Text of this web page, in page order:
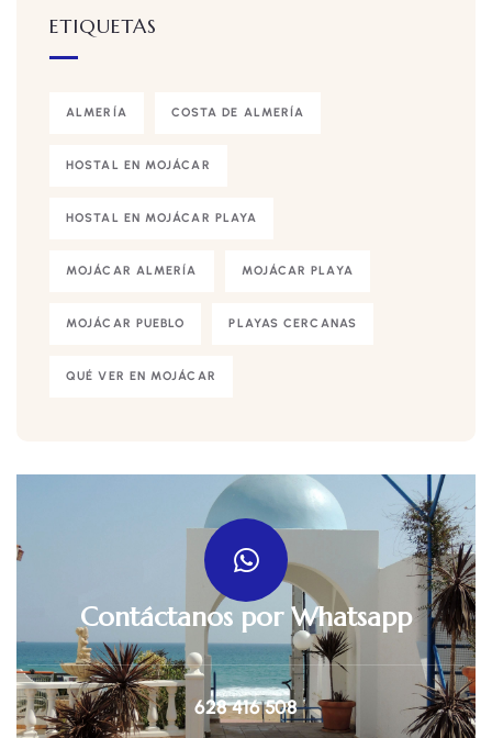
ETIQUETAS
ALMERÍA COSTA DE ALMERÍA
HOSTAL EN MOJÁCAR
HOSTAL EN MOJÁCAR PLAYA
MOJÁCAR ALMERÍA MOJÁCAR PLAYA
MOJÁCAR PUEBLO PLAYAS CERCANAS
QUÉ VER EN MOJÁCAR
Contáctanos por Whatsapp
628 416 508